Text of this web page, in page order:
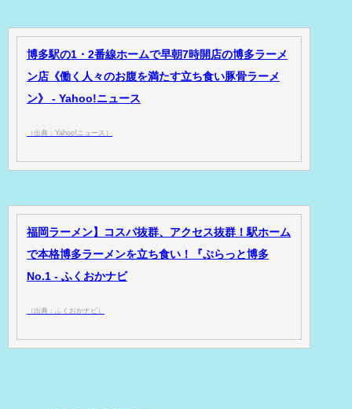
博多駅の1・2番線ホームで早朝7時開店の博多ラーメ
ン店《働く人々のお腹を満たす立ち食い豚骨ラーメ
ン》 - Yahoo!ニュース
（出典：Yahoo!ニュース）
福岡ラーメン】コスパ抜群、アクセス抜群！駅ホーム
で本格博多ラーメンを立ち食い！『ぷらっと博多
No.1 - ふくおかナビ
（出典：ふくおかナビ）